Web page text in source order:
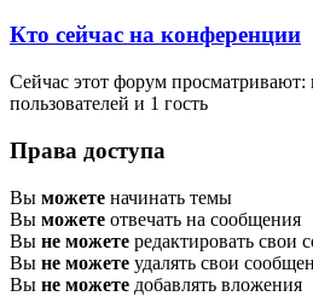
Кто сейчас на конференции
Сейчас этот форум просматривают:
пользователей и 1 гость
Права доступа
Вы можете начинать темы
Вы можете отвечать на сообщения
Вы не можете редактировать свои
Вы не можете удалять свои
Вы не можете добавлять вложения